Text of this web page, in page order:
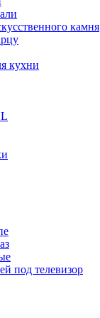
камня
кухни
под телевизор